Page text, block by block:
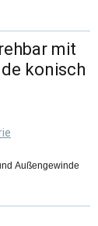
mit
konisch
Außengewinde